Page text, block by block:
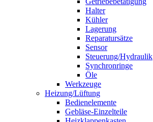
Halter
Kühler
Lagerung
Reparatursätze
Sensor
Steuerung/Hydraulik
Synchronringe
Öle
Werkzeuge
Heizung/Lüftung
Bedienelemente
Gebläse-Einzelteile